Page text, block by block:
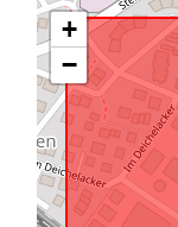
+
−